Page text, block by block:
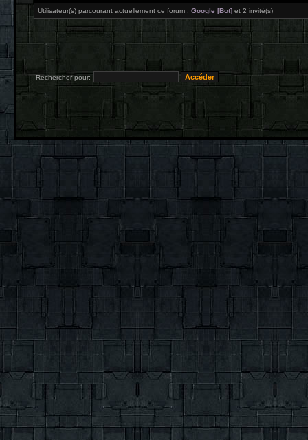
Utilisateur(s) parcourant actuellement ce forum : Google [Bot] et 2 invité(s)
Rechercher pour: